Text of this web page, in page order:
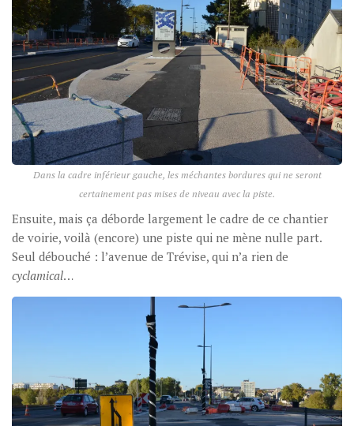
Dans la cadre inférieur gauche, les méchantes bordures qui ne seront
certainement pas mises de niveau avec la piste.
Ensuite, mais ça déborde largement le cadre de ce chantier
de voirie, voilà (encore) une piste qui ne mène nulle part.
Seul débouché : l’avenue de Trévise, qui n’a rien de
cyclamical…